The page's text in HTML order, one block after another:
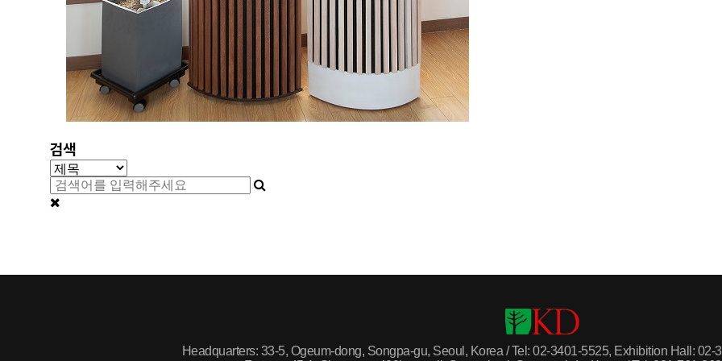
검색
Headquarters: 33-5, Ogeum-dong, Songpa-gu, Seoul, Korea / Tel: 02-3401-5525, Exhibition Hall: